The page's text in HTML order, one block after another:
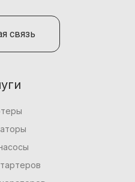
связь